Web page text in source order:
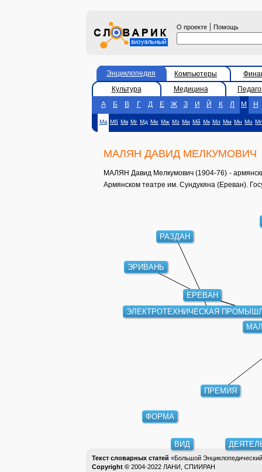
О проекте | Помощь
Энциклопедия Компьютеры
Культура
Медицина
А
Б В Г Д Е Ж З И Й К Л М Н
Ма Мб Мв Мг Мд Ме Мж Мз Ми Мй Мк Мл Мм Мн Мо Мп
МАЛЯН ДАВИД МЕЛКУМОВИЧ
МАЛЯН Давид Мелкумович (1904-76) -
Армянском театре им. Сундукяна (Ереван).
ЕРЕВАН
ПРЕМИЯ
ЭРИВАНЬ
РАЗДАН
ЭЛЕКТРОТЕХНИЧЕСКАЯ
ВИД
ФОРМА
Текст словарных статей «Большой
Copyright © 2004-2022 ЛАНИ, СПИИРАН